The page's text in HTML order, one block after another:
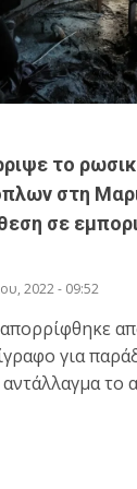
το
στη
σε
2022 - 09:52
για
το